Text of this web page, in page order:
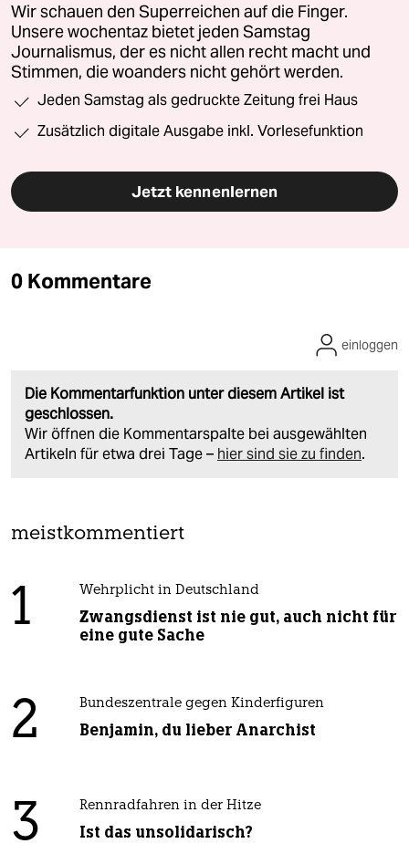
Wir schauen den Superreichen auf die Finger.
Unsere wochentaz bietet jeden Samstag
Journalismus, der es nicht allen recht macht und
Stimmen, die woanders nicht gehört werden.
Jeden Samstag als gedruckte Zeitung frei Haus
Zusätzlich digitale Ausgabe inkl. Vorlesefunktion
Jetzt kennenlernen
0 Kommentare
Die Kommentarfunktion unter diesem Artikel ist
geschlossen.
Wir öffnen die Kommentarspalte bei ausgewählten
Artikeln für etwa drei Tage – hier sind sie zu finden.
einloggen
meistkommentiert
1 Wehrplicht in Deutschland
Zwangsdienst ist nie gut, auch nicht für
eine gute Sache
2 Bundeszentrale gegen Kinderfiguren
Benjamin, du lieber Anarchist
3 Rennradfahren in der Hitze
Ist das unsolidarisch?